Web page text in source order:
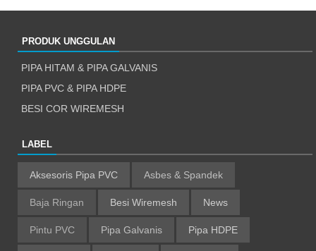
PRODUK UNGGULAN
PIPA HITAM & PIPA GALVANIS
PIPA PVC & PIPA HDPE
BESI COR WIREMESH
LABEL
Aksesoris Pipa PVC Asbes & Spandek
Baja Ringan Besi Wiremesh News
Pintu PVC Pipa Galvanis Pipa HDPE